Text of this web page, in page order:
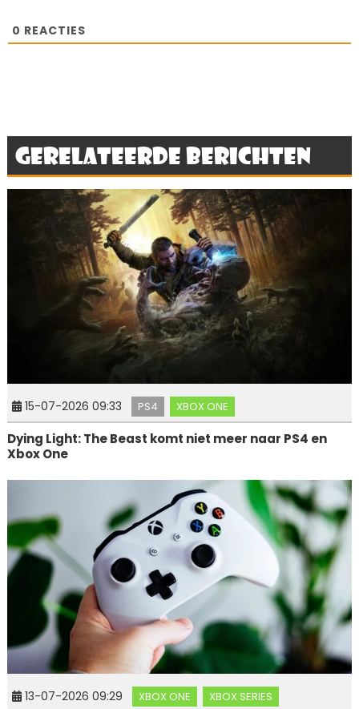
0 REACTIES
Gerelateerde berichten
15-07-2026 09:33 PS4 XBOX ONE
Dying Light: The Beast komt niet meer naar PS4 en
Xbox One
13-07-2026 09:29 XBOX ONE XBOX SERIES